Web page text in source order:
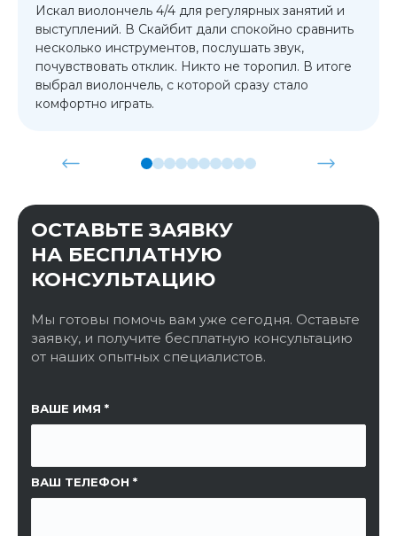
Искал виолончель 4/4 для регулярных занятий и
выступлений. В Скайбит дали спокойно сравнить
несколько инструментов, послушать звук,
почувствовать отклик. Никто не торопил. В итоге
выбрал виолончель, с которой сразу стало
комфортно играть.
ОСТАВЬТЕ ЗАЯВКУ
НА БЕСПЛАТНУЮ
КОНСУЛЬТАЦИЮ
Мы готовы помочь вам уже сегодня. Оставьте
заявку, и получите бесплатную консультацию
от наших опытных специалистов.
ВАШЕ ИМЯ
ВАШ ТЕЛЕФОН
ССЫЛКА НА СТРАНИЦУ